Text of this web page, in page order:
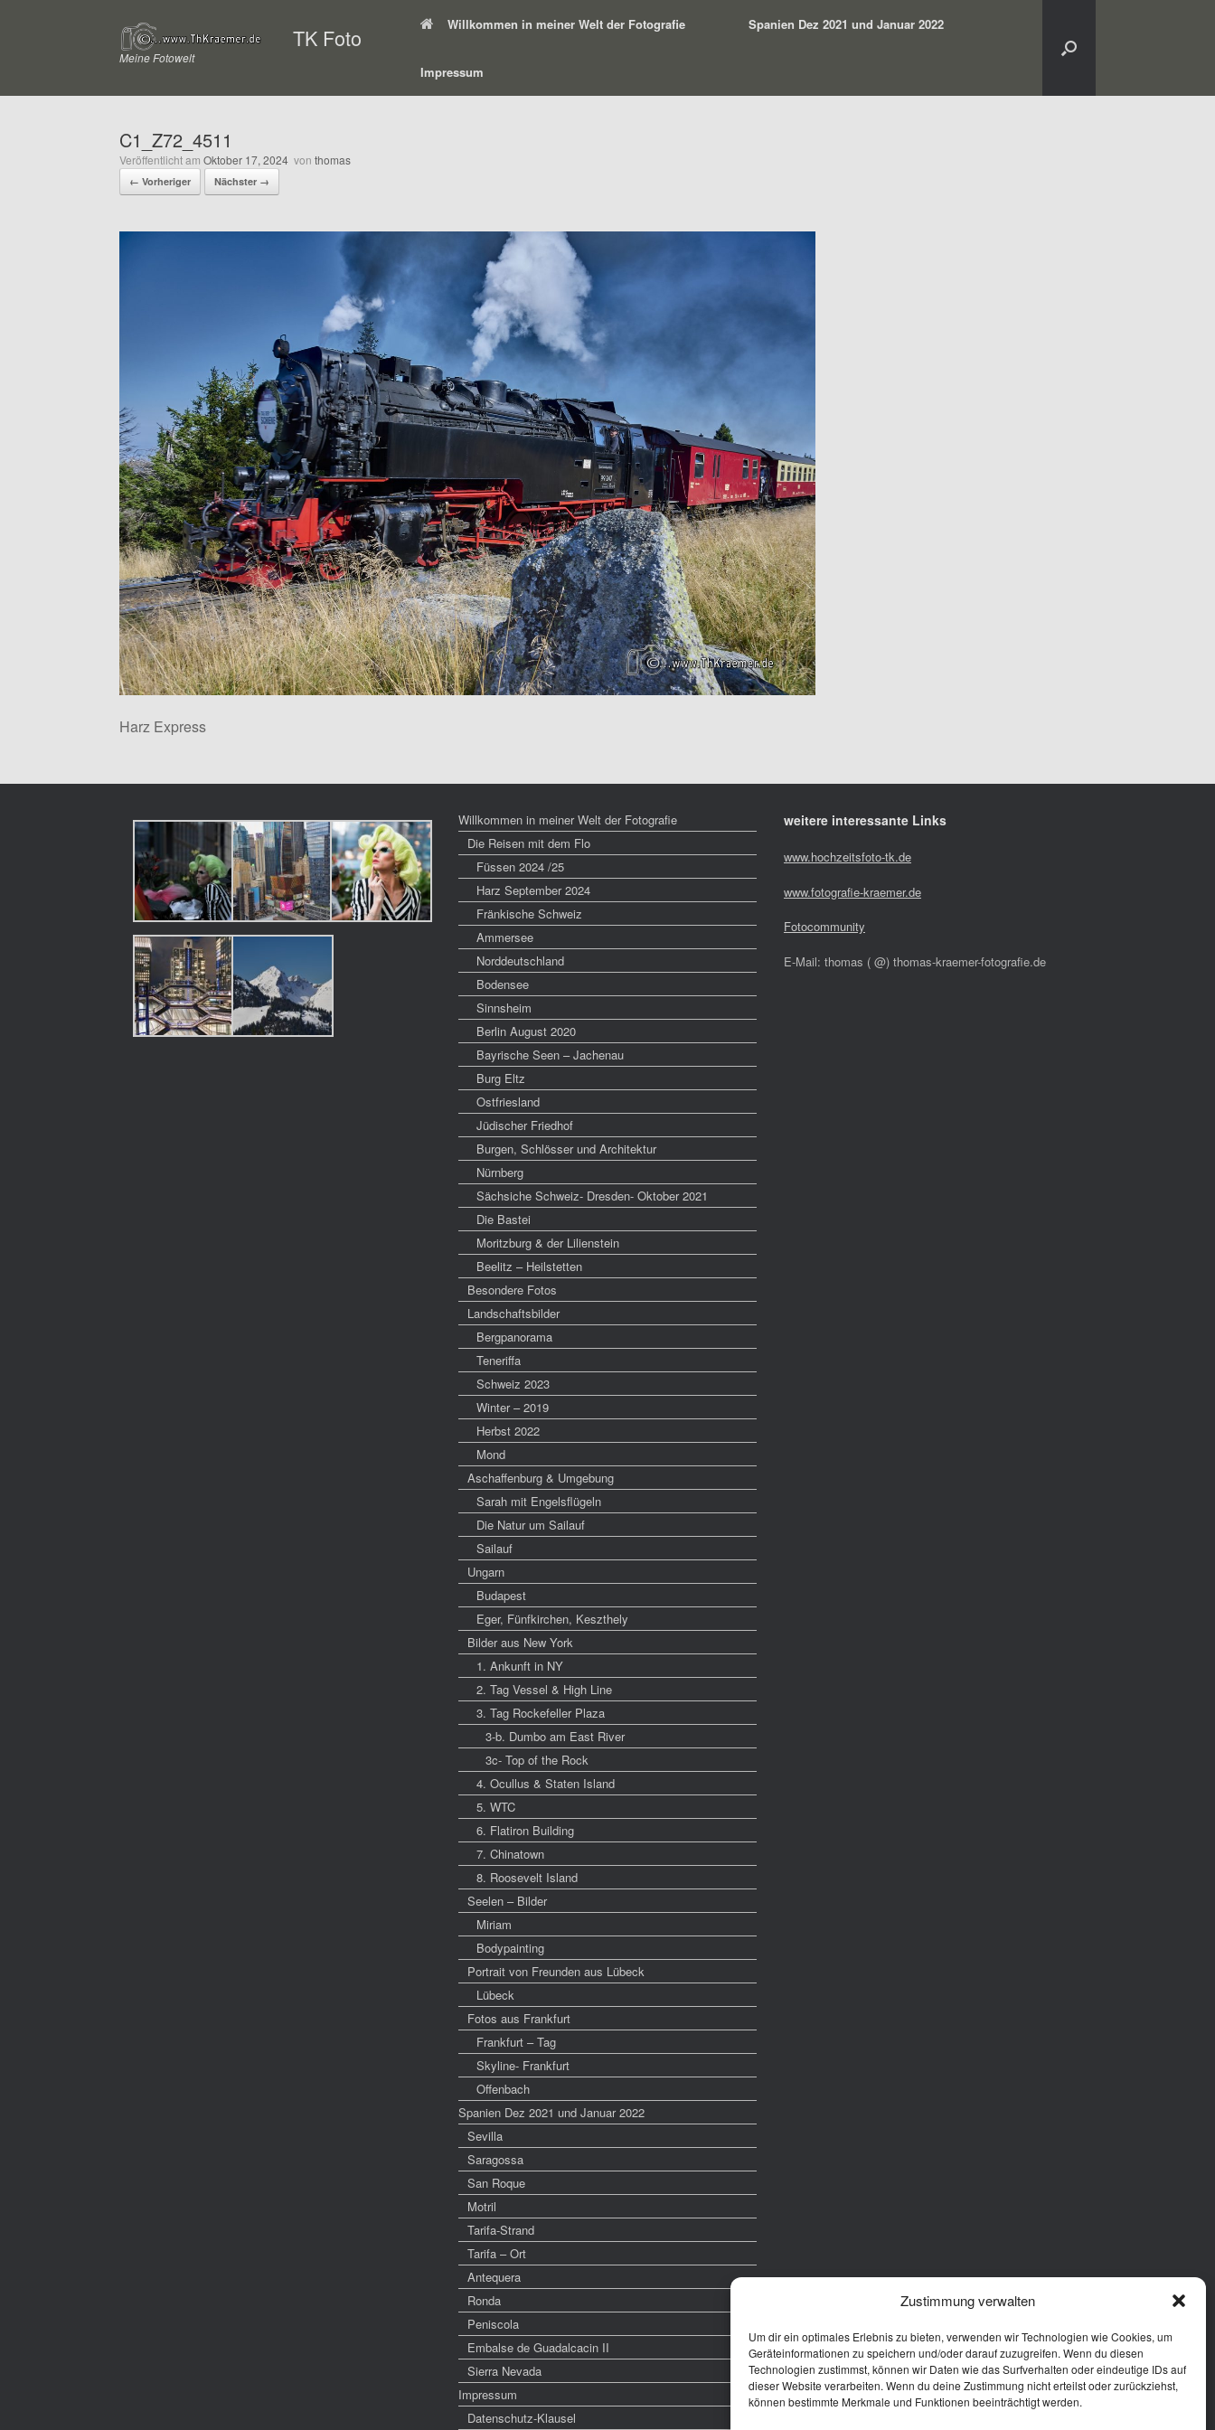
Zustimmung verwalten
Um dir ein optimales Erlebnis zu bieten, verwenden wir Technologien wie Cookies, um
Geräteinformationen zu speichern und/oder darauf zuzugreifen. Wenn du diesen
Technologien zustimmst, können wir Daten wie das Surfverhalten oder eindeutige IDs auf
dieser Website verarbeiten. Wenn du deine Zustimmung nicht erteilst oder zurückziehst,
können bestimmte Merkmale und Funktionen beeinträchtigt werden.
TK Foto
Meine Fotowelt
Willkommen in meiner Welt der Fotografie Spanien Dez 2021 und Januar 2022
Impressum
C1_Z72_4511
Veröffentlicht am Oktober 17, 2024 von thomas
← Vorheriger Nächster →
Harz Express
Willkommen in meiner Welt der Fotografie
Die Reisen mit dem Flo
Füssen 2024 /25
Harz September 2024
Fränkische Schweiz
Ammersee
Norddeutschland
Bodensee
Sinnsheim
Berlin August 2020
Bayrische Seen – Jachenau
Burg Eltz
Ostfriesland
Jüdischer Friedhof
Burgen, Schlösser und Architektur
Nürnberg
Sächsiche Schweiz- Dresden- Oktober 2021
Die Bastei
Moritzburg & der Lilienstein
Beelitz – Heilstetten
Besondere Fotos
Landschaftsbilder
Bergpanorama
Teneriffa
Schweiz 2023
Winter – 2019
Herbst 2022
Mond
Aschaffenburg & Umgebung
Sarah mit Engelsflügeln
Die Natur um Sailauf
Sailauf
Ungarn
Budapest
Eger, Fünfkirchen, Keszthely
Bilder aus New York
1. Ankunft in NY
2. Tag Vessel & High Line
3. Tag Rockefeller Plaza
3-b. Dumbo am East River
3c- Top of the Rock
4. Ocullus & Staten Island
5. WTC
6. Flatiron Building
7. Chinatown
8. Roosevelt Island
Seelen – Bilder
Miriam
Bodypainting
Portrait von Freunden aus Lübeck
Lübeck
Fotos aus Frankfurt
Frankfurt – Tag
Skyline- Frankfurt
Offenbach
Spanien Dez 2021 und Januar 2022
Sevilla
Saragossa
San Roque
Motril
Tarifa-Strand
Tarifa – Ort
Antequera
Ronda
Peniscola
Embalse de Guadalcacin II
Sierra Nevada
Impressum
Datenschutz-Klausel
weitere interessante Links
www.hochzeitsfoto-tk.de
www.fotografie-kraemer.de
Fotocommunity
E-Mail: thomas ( @) thomas-kraemer-fotografie.de